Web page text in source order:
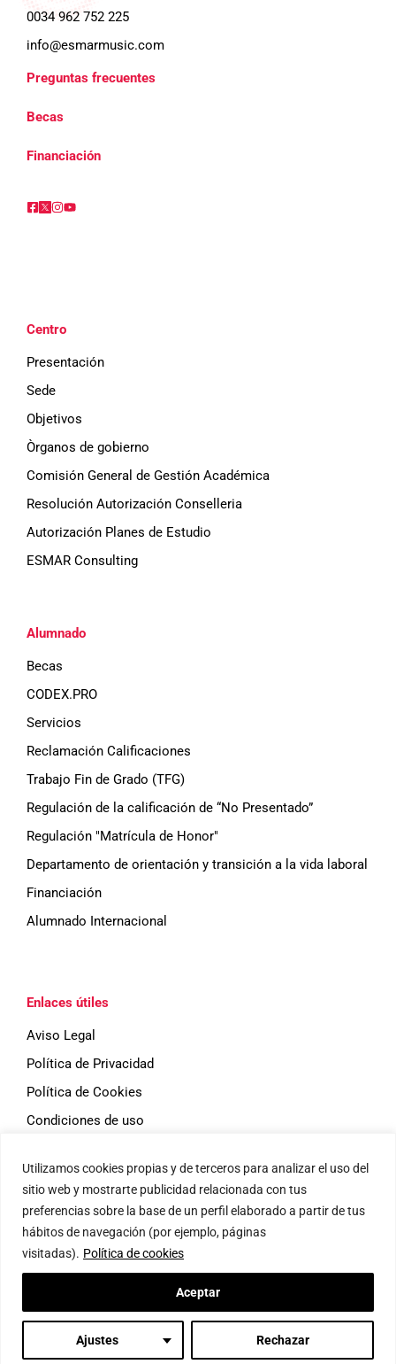
Utilizamos cookies propias y de terceros para analizar el uso del
sitio web y mostrarte publicidad relacionada con tus
preferencias sobre la base de un perfil elaborado a partir de tus
hábitos de navegación (por ejemplo, páginas
visitadas). Política de cookies
Ajustes Rechazar
Aceptar
0034 962 752 225
info@esmarmusic.com
Preguntas frecuentes
Becas
Financiación
Centro
Presentación
Sede
Objetivos
Òrganos de gobierno
Comisión General de Gestión Académica
Resolución Autorización Conselleria
Autorización Planes de Estudio
ESMAR Consulting
Alumnado
Becas
CODEX.PRO
Servicios
Reclamación Calificaciones
Trabajo Fin de Grado (TFG)
Regulación de la calificación de “No Presentado”
Regulación "Matrícula de Honor"
Departamento de orientación y transición a la vida laboral
Financiación
Alumnado Internacional
Enlaces útiles
Aviso Legal
Política de Privacidad
Política de Cookies
Condiciones de uso
Eventos
© 2026 Global Education Initiatives, S.L. -diseño web dēnou